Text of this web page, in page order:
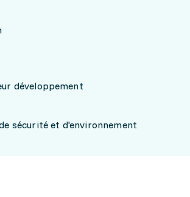
développement
sécurité et d'environnement